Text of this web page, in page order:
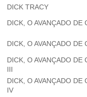
DICK TRACY
DICK, O AVANÇADO DE
DICK, O AVANÇADO DE
DICK, O AVANÇADO DE
III
DICK, O AVANÇADO DE
IV